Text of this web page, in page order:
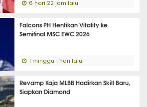
6 hari 22 jam lalu
Falcons PH Hentikan Vitality ke
Semifinal MSC EWC 2026
1 minggu 1 hari lalu
Revamp Kaja MLBB Hadirkan Skill Baru,
Siapkan Diamond